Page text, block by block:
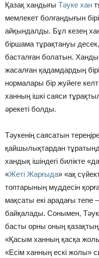
Қазақ хандығы Тәуке хан
мемлекет болғандығын
айқындалды. Бұл кезең
біршама тұрақтануы десек,
басталған болатын.
жасалған қадамдардың
нормалары бір жуйеге
ханның ішкі саяси
әрекеті болды.
Тәукенің саясатын
қайшылықтардан
хандық ішіндегі билікте
«Жеті Жарғыда» «ақ
топтарының мүддесін
мақсаты екі арадағы тепе
байқалады. Сонымен,
басты орны оның қазақтың
«Қасым ханның қасқа
«Есім ханның ескі жолы»